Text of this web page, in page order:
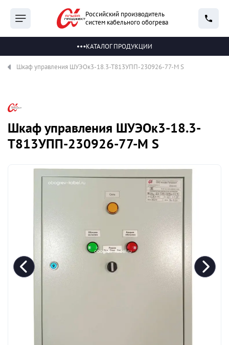
Российский производитель
систем кабельного обогрева
КАТАЛОГ ПРОДУКЦИИ
Шкаф управления ШУЭОк3-18.3-Т813УПП-230926-77-М S
Шкаф управления ШУЭОк3-18.3-
Т813УПП-230926-77-М S